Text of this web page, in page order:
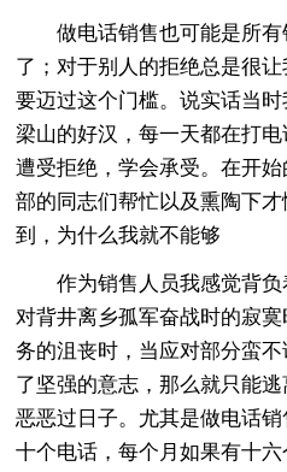
做电话销售也可能是所
了；对于别人的拒绝总是很
要迈过这个门槛。说实话当
梁山的好汉，每一天都在打
遭受拒绝，学会承受。在开
部的同志们帮忙以及熏陶下
到，为什么我就不能够
作为销售人员我感觉背
对背井离乡孤军奋战时的寂
务的沮丧时，当应对部分蛮
了坚强的意志，那么就只能
恶恶过日子。尤其是做电话
十个电话，每个月如果有十